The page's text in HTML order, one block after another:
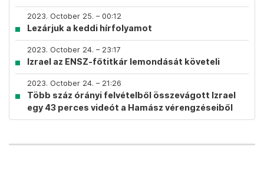
2023. October 25. – 00:12
Lezárjuk a keddi hírfolyamot
2023. October 24. – 23:17
Izrael az ENSZ-főtitkár lemondását követeli
2023. October 24. – 21:26
Több száz órányi felvételből összevágott Izrael
egy 43 perces videót a Hamász vérengzéseiből